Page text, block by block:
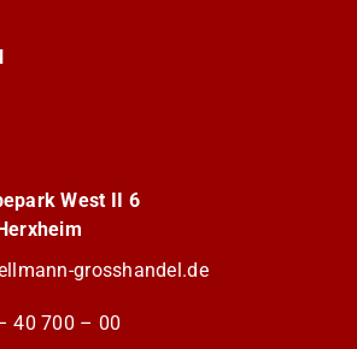
West II 6
grosshandel.de
40 700 – 00